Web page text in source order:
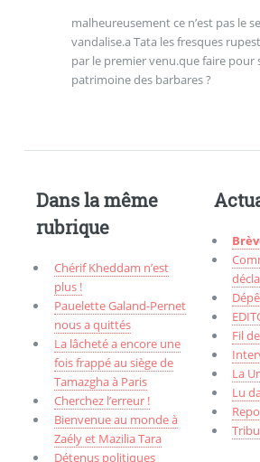
malheureusement ce n’est pas le
vandalise.a Tata les fresques
par le premier venu.que faire pour
patrimoine des barbares ?
Dans la même
rubrique
Chérif Kheddam n’est
plus !
Pauelette Galand-Pernet
nous a quittés
La lâcheté a encore une
fois frappé au siège de
Tamazgha à Paris
Cherchez l’erreur !
Bienvenue au monde à
Zaély et Mazilia Tara
Détenus politiques
Fil
La
Lu